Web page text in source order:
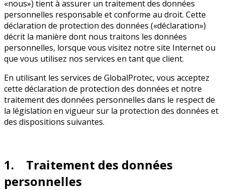
«nous») tient à assurer un traitement des données
personnelles responsable et conforme au droit. Cette
déclaration de protection des données («déclaration»)
décrit la manière dont nous traitons les données
personnelles, lorsque vous visitez notre site Internet ou
que vous utilisez nos services en tant que client.
En utilisant les services de GlobalProtec, vous acceptez
cette déclaration de protection des données et notre
traitement des données personnelles dans le respect de
la législation en vigueur sur la protection des données et
des dispositions suivantes.
1. Traitement des données
personnelles